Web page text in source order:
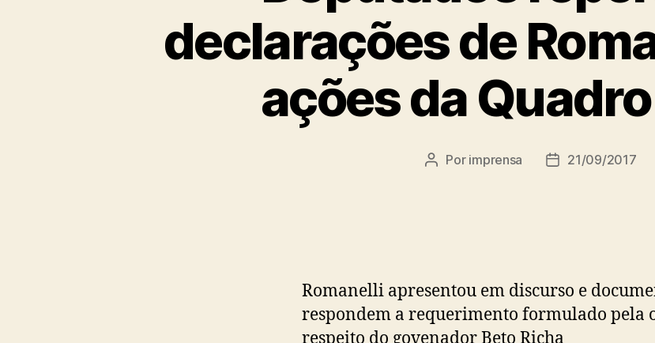
declarações de
ações da
Autor
Por imprensa
Data21/09/2017
Romanelli apresentou em discurso e
respondem a requerimento formulado pela
respeito do govenador Beto Richa